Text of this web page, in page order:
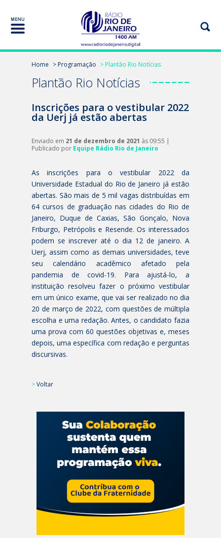
Home > Programação > Plantão Rio Notícias
Plantão Rio Notícias
Inscrições para o vestibular 2022
da Uerj já estão abertas
Enviado em 21 de dezembro de 2021 às 09:55 |
Publicado por Equipe Rádio Rio de Janeiro
As inscrições para o vestibular 2022 da
Universidade Estadual do Rio de Janeiro já estão
abertas. São mais de 5 mil vagas distribuídas em
64 cursos de graduação nas cidades do Rio de
Janeiro, Duque de Caxias, São Gonçalo, Nova
Friburgo, Petrópolis e Resende. Os interessados
podem se inscrever até o dia 12 de janeiro. A
Uerj, assim como as demais universidades, teve
seu calendário acadêmico afetado pela
pandemia de covid-19. Para ajustá-lo, a
instituição resolveu fazer o próximo vestibular
em um único exame, que vai ser realizado no dia
20 de março de 2022, com questões de múltipla
escolha e uma redação. Antes, o candidato fazia
uma prova com 60 questões objetivas e, meses
depois, uma específica com redação e perguntas
discursivas.
>Voltar